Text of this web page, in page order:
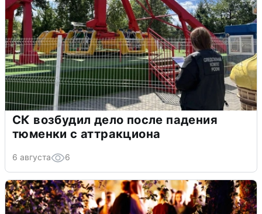
СК возбудил дело после падения
тюменки с аттракциона
6 августа 6